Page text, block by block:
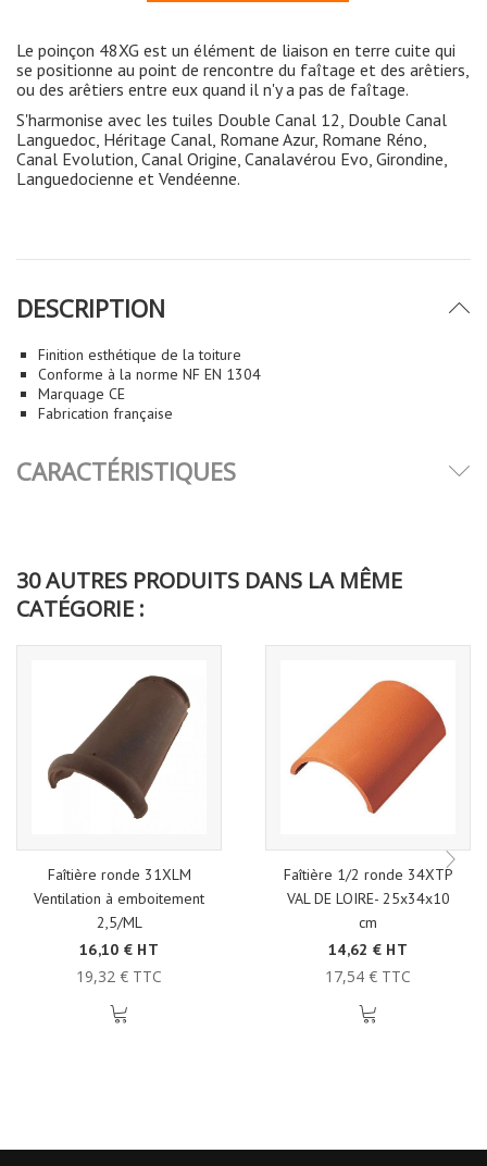
Le poinçon 48XG est un élément de liaison en terre cuite qui
se positionne au point de rencontre du faîtage et des arêtiers,
ou des arêtiers entre eux quand il n'y a pas de faîtage.
S'harmonise avec les tuiles Double Canal 12, Double Canal
Languedoc, Héritage Canal, Romane Azur, Romane Réno,
Canal Evolution, Canal Origine, Canalavérou Evo, Girondine,
Languedocienne et Vendéenne.
DESCRIPTION
Finition esthétique de la toiture
Conforme à la norme NF EN 1304
Marquage CE
Fabrication française
CARACTÉRISTIQUES
30 AUTRES PRODUITS DANS LA MÊME
CATÉGORIE :
Faîtière ronde 31XLM
Ventilation à emboitement
2,5/ML
16,10 € HT
19,32 € TTC
Faîtière 1/2 ronde 34XTP
VAL DE LOIRE- 25x34x10
cm
14,62 € HT
17,54 € TTC